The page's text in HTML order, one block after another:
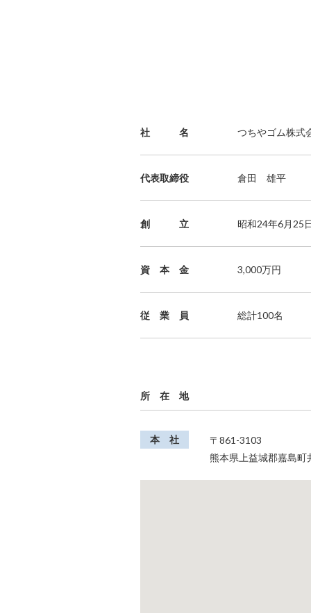
社 名 つちやゴム株式
代表取締役 倉田 雄平
創 立 昭和24年6月25
資 本 金 3,000万円
従 業 員 総計100名
所 在 地
本 社
〒861-3103
熊本県上益城郡嘉島町